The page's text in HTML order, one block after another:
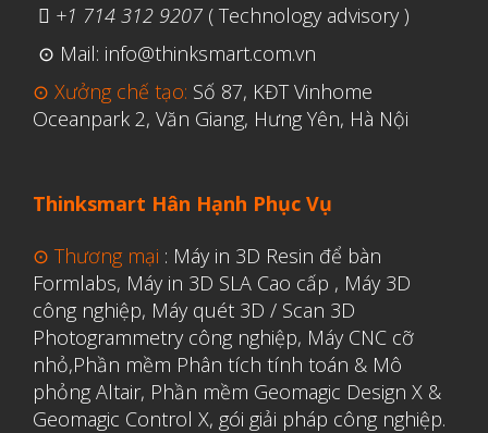
+1 714 312 9207 ( Technology advisory )
⊙ Mail: info@thinksmart.com.vn
⊙ Xưởng chế tạo: Số 87, KĐT Vinhome
Oceanpark 2, Văn Giang, Hưng Yên, Hà Nội
Thinksmart Hân Hạnh Phục Vụ
⊙ Thương mại : Máy in 3D Resin để bàn
Formlabs, Máy in 3D SLA Cao cấp , Máy 3D
công nghiệp, Máy quét 3D / Scan 3D
Photogrammetry công nghiệp, Máy CNC cỡ
nhỏ,Phần mềm Phân tích tính toán & Mô
phỏng Altair, Phần mềm Geomagic Design X &
Geomagic Control X, gói giải pháp công nghiệp.